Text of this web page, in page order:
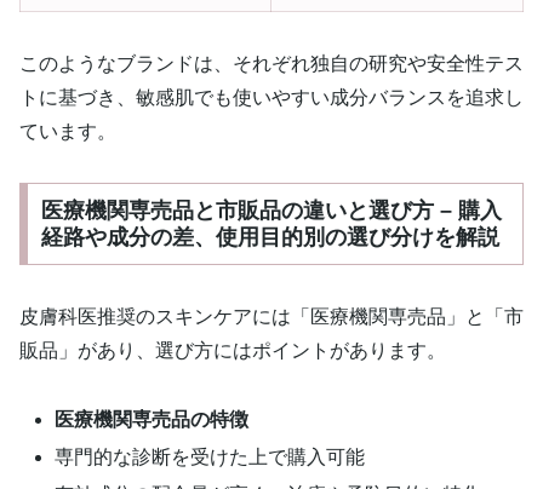
このようなブランドは、それぞれ独自の研究や安全性テス
トに基づき、敏感肌でも使いやすい成分バランスを追求し
ています。
医療機関専売品と市販品の違いと選び方 – 購入
経路や成分の差、使用目的別の選び分けを解説
皮膚科医推奨のスキンケアには「医療機関専売品」と「市
販品」があり、選び方にはポイントがあります。
医療機関専売品の特徴
専門的な診断を受けた上で購入可能